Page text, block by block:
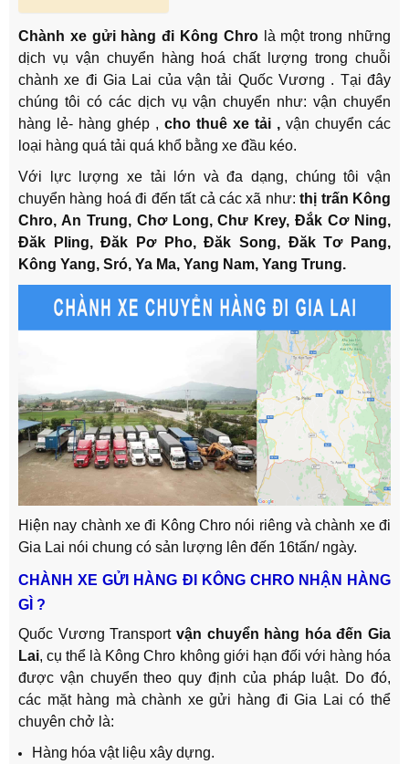
Chành xe gửi hàng đi Kông Chrolà một trong những
dịch vụ vận chuyển hàng hoá chất lượng trong chuỗi
chành xe đi Gia Lai của vận tải Quốc Vương . Tại đây
chúng tôi có các dịch vụ vận chuyển như: vận chuyển
hàng lẻ- hàng ghép , cho thuê xe tải , vận chuyển các
loại hàng quá tải quá khổ bằng xe đầu kéo.
Với lực lượng xe tải lớn và đa dạng, chúng tôi vận
chuyển hàng hoá đi đến tất cả các xã như:thị trấn Kông
Chro, An Trung, Chơ Long, Chư Krey, Đắk Cơ Ning,
Đăk Pling, Đăk Pơ Pho, Đăk Song, Đăk Tơ Pang,
Kông Yang, Sró, Ya Ma, Yang Nam, Yang Trung.
Hiện nay chành xe đi Kông Chro nói riêng và chành xe đi
Gia Lai nói chung có sản lượng lên đến 16tấn/ ngày.
CHÀNH XE GỬI HÀNG ĐI KÔNG CHRO NHẬN HÀNG
GÌ ?
Quốc Vương Transport vận chuyển hàng hóa đến Gia
Lai, cụ thể là Kông Chro không giới hạn đối với hàng hóa
được vận chuyển theo quy định của pháp luật. Do đó,
các mặt hàng mà chành xe gửi hàng đi Gia Lai có thể
chuyên chở là:
Hàng hóa vật liệu xây dựng.